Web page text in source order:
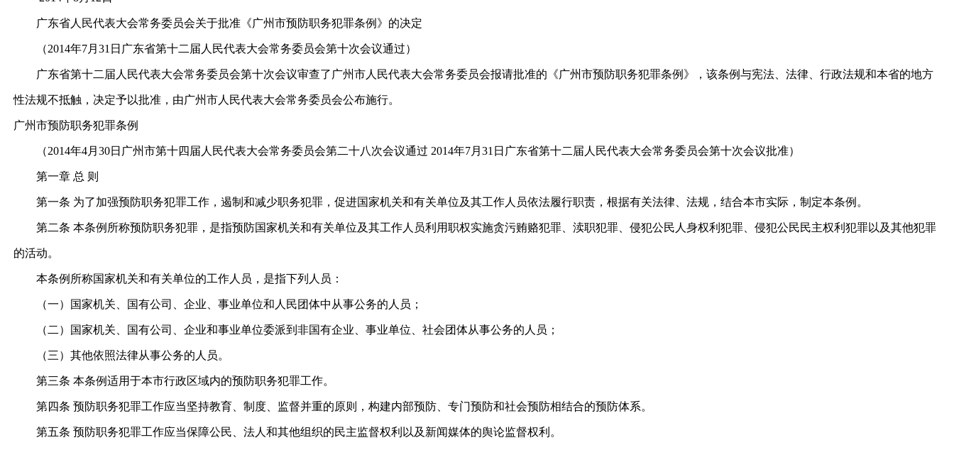
广东省人民代表大会常务委员会关于批准《广州市预防职务犯罪条例》的决定
（2014年7月31日广东省第十二届人民代表大会常务委员会第十次会议通过）
广东省第十二届人民代表大会常务委员会第十次会议审查了广州市人民代表大会常务委员会报请批准的《广州市预防职务犯罪条例》，该条例与宪法、法律、行政法规和本省的地方
性法规不抵触，决定予以批准，由广州市人民代表大会常务委员会公布施行。
广州市预防职务犯罪条例
（2014年4月30日广州市第十四届人民代表大会常务委员会第二十八次会议通过 2014年7月31日广东省第十二届人民代表大会常务委员会第十次会议批准）
第一章 总 则
第一条 为了加强预防职务犯罪工作，遏制和减少职务犯罪，促进国家机关和有关单位及其工作人员依法履行职责，根据有关法律、法规，结合本市实际，制定本条例。
第二条 本条例所称预防职务犯罪，是指预防国家机关和有关单位及其工作人员利用职权实施贪污贿赂犯罪、渎职犯罪、侵犯公民人身权利犯罪、侵犯公民民主权利犯罪以及其他犯罪
的活动。
本条例所称国家机关和有关单位的工作人员，是指下列人员：
（一）国家机关、国有公司、企业、事业单位和人民团体中从事公务的人员；
（二）国家机关、国有公司、企业和事业单位委派到非国有企业、事业单位、社会团体从事公务的人员；
（三）其他依照法律从事公务的人员。
第三条 本条例适用于本市行政区域内的预防职务犯罪工作。
第四条 预防职务犯罪工作应当坚持教育、制度、监督并重的原则，构建内部预防、专门预防和社会预防相结合的预防体系。
第五条 预防职务犯罪工作应当保障公民、法人和其他组织的民主监督权利以及新闻媒体的舆论监督权利。